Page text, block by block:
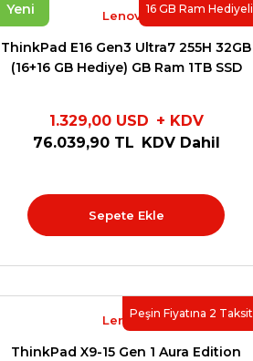
Yeni 16 GB Ram Hediyeli
Lenovo
ThinkPad E16 Gen3 Ultra7 255H 32GB
(16+16 GB Hediye) GB Ram 1TB SSD
1.329,00 USD + KDV
76.039,90 TL KDV Dahil
Sepete Ekle
Peşin Fiyatına 2 Taksit
Lenovo
ThinkPad X9-15 Gen 1 Aura Edition